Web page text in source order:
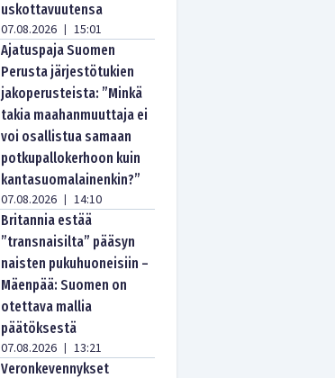
uskottavuutensa
07.08.2026 | 15:01
Ajatuspaja Suomen
Perusta järjestötukien
jakoperusteista: ”Minkä
takia maahanmuuttaja ei
voi osallistua samaan
potkupallokerhoon kuin
kantasuomalainenkin?”
07.08.2026 | 14:10
Britannia estää
”transnaisilta” pääsyn
naisten pukuhuoneisiin –
Mäenpää: Suomen on
otettava mallia
päätöksestä
07.08.2026 | 13:21
Veronkevennykset